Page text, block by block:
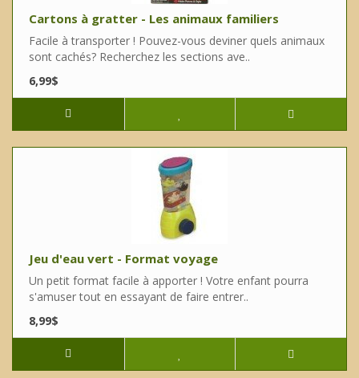
Cartons à gratter - Les animaux familiers
Facile à transporter ! Pouvez-vous deviner quels animaux
sont cachés? Recherchez les sections ave..
6,99$
Jeu d'eau vert - Format voyage
Un petit format facile à apporter ! Votre enfant pourra
s'amuser tout en essayant de faire entrer..
8,99$